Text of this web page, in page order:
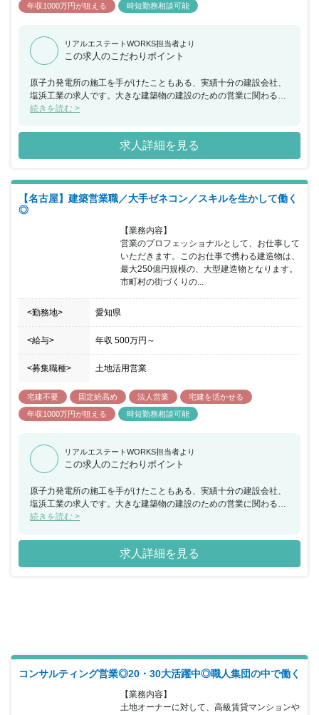
年収1000万円が狙える
時短勤務相談可能
リアルエステートWORKS担当者より
この求人のこだわりポイント
原子力発電所の施工を手がけたこともある、実績十分の建設会社、
塩浜工業の求人です。大きな建築物の建設のための営業に関わるこ
とができるので、これまでの経験を生かしながら、大きな挑戦をし
続きを読む >
求人詳細を見る
【名古屋】建築営業職／大手ゼネコン／スキルを生かして働く
◎
【業務内容】
営業のプロフェッショナルとして、お仕事して
いただきます。このお仕事で携わる建造物は、
最大250億円規模の、大型建造物となります。
市町村の街づくりの...
<勤務地> 愛知県
<給与> 年収 500万円 ～
<募集職種> 土地活用営業
宅建不要 固定給高め 法人営業
宅建を活かせる
年収1000万円が狙える
時短勤務相談可能
リアルエステートWORKS担当者より
この求人のこだわりポイント
原子力発電所の施工を手がけたこともある、実績十分の建設会社、
塩浜工業の求人です。大きな建築物の建設のための営業に関わるこ
とができるので、これまでの経験を生かしながら、大きな挑戦をし
続きを読む >
求人詳細を見る
コンサルティング営業◎20・30大活躍中◎職人集団の中で働く
【業務内容】
土地オーナーに対して、高級賃貸マンションや